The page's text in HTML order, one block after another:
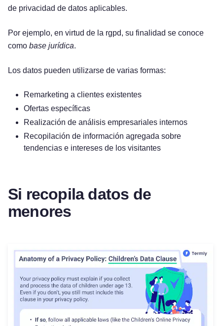
de privacidad de datos aplicables.
Por ejemplo, en virtud de la rgpd, su finalidad se conoce
como base jurídica.
Los datos pueden utilizarse de varias formas:
Remarketing a clientes existentes
Ofertas específicas
Realización de análisis empresariales internos
Recopilación de información agregada sobre
tendencias e intereses de los visitantes
Si recopila datos de
menores